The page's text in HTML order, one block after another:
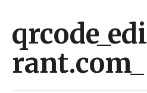
rant.com_